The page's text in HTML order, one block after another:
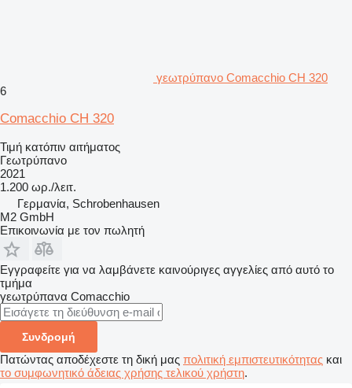
γεωτρύπανο Comacchio CH 320
6
Comacchio CH 320
Τιμή κατόπιν αιτήματος
Γεωτρύπανο
2021
1.200 ωρ./λειτ.
Γερμανία, Schrobenhausen
M2 GmbH
Επικοινωνία με τον πωλητή
Εγγραφείτε για να λαμβάνετε καινούριγες αγγελίες από αυτό το
τμήμα
γεωτρύπανα Comacchio
Συνδρομή
Πατώντας αποδέχεστε τη δική μας πολιτική εμπιστευτικότητας και
το συμφωνητικό άδειας χρήσης τελικού χρήστη.